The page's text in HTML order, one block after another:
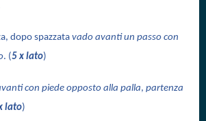
dopo spazzata vado avanti un passo con
. (5 x lato)
con piede opposto alla palla, partenza
lato)